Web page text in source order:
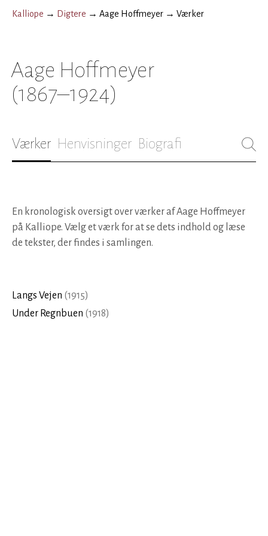
Kalliope → Digtere → Aage Hoffmeyer → Værker
Aage Hoffmeyer
(1867–1924)
Værker Henvisninger Biografi
En kronologisk oversigt over værker af Aage Hoffmeyer
på Kalliope. Vælg et værk for at se dets indhold og læse
de tekster, der findes i samlingen.
Langs Vejen (1915)
Under Regnbuen (1918)